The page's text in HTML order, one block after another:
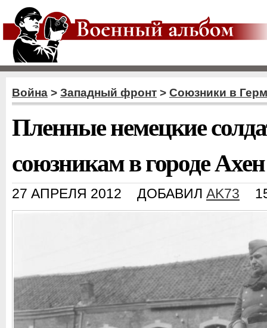
Война > Западный фронт > Союзники в
Пленные немецкие
союзникам в городе Ахен
27 АПРЕЛЯ 2012 ДОБАВИЛ AK73